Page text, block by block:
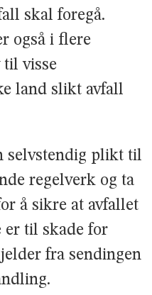
skal foregå.
også i flere
visse
land slikt avfall
selvstendig plikt til
regelverk og ta
å sikre at avfallet
er til skade for
fra sendingen